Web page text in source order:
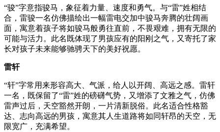
“骏”字意指骏马，象征着力量、速度和勇气。与“雷”姓相结
合，雷骏一名仿佛描绘出一幅雷电交加中骏马奔腾的壮阔画
面，寓意着孩子将如骏马般勇往直前，不畏艰难，拥有无限的
可能与活力。此名既体现了男孩应有的阳刚之气，又寄托了家
长对孩子未来能够驰骋天下的美好祝愿。
雷轩
“轩”字常用来形容高大、气派，给人以开阔、高远之感。雷轩
一名，既保留了“雷”姓的磅礴气势，又增添了文雅之气，仿佛
雷声过后，天空豁然开朗，一片清新脱俗。此名适合性格豁
达、志向高远的男孩，寓意其人生道路将如同轩昂的天空，无
限宽广，充满希望。